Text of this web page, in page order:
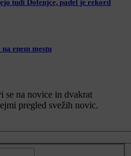
tudi Dolenjce, padel je rekord
enem mestu
se na novice in dvakrat
pregled svežih novic.